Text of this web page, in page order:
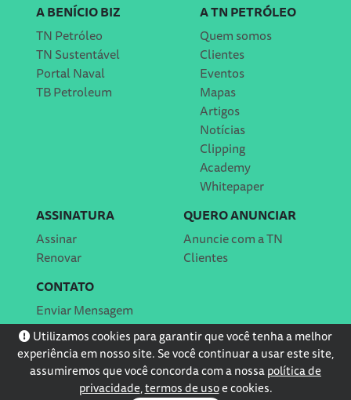
A BENÍCIO BIZ
TN Petróleo
TN Sustentável
Portal Naval
TB Petroleum
A TN PETRÓLEO
Quem somos
Clientes
Eventos
Mapas
Artigos
Notícias
Clipping
Academy
Whitepaper
ASSINATURA
Assinar
Renovar
QUERO ANUNCIAR
Anuncie com a TN
Clientes
CONTATO
Enviar Mensagem
Localização
Utilizamos cookies para garantir que você tenha a melhor
experiência em nosso site. Se você continuar a usar este site,
assumiremos que você concorda com a nossapolítica de
privacidade,termos de usoe cookies.